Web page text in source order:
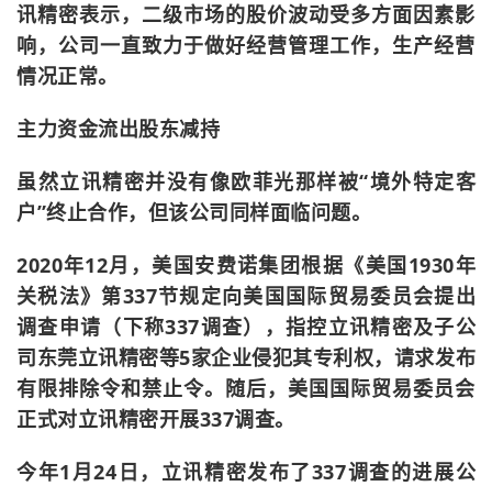
讯精密表示，二级市场的股价波动受多方面因素影
响，公司一直致力于做好经营管理工作，生产经营
情况正常。
主力资金流出股东减持
虽然立讯精密并没有像欧菲光那样被“境外特定客
户”终止合作，但该公司同样面临问题。
2020年12月，美国安费诺集团根据《美国1930年
关税法》第337节规定向美国国际贸易委员会提出
调查申请（下称337调查），指控立讯精密及子公
司东莞立讯精密等5家企业侵犯其专利权，请求发布
有限排除令和禁止令。随后，美国国际贸易委员会
正式对立讯精密开展337调查。
今年1月24日，立讯精密发布了337调查的进展公